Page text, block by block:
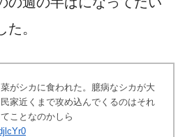
。
がシカに食われた。臆病なシカが大
家近くまで攻め込んでくるのはそれ
ことなのかしら